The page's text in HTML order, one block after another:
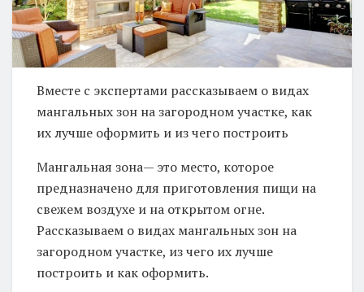
Вместе с экспертами рассказываем о видах
мангальных зон на загородном участке, как
их лучше оформить и из чего построить
Мангальная зона— это место, которое
предназначено для приготовления пищи на
свежем воздухе и на открытом огне.
Рассказываем о видах мангальных зон на
загородном участке, из чего их лучше
построить и как оформить.